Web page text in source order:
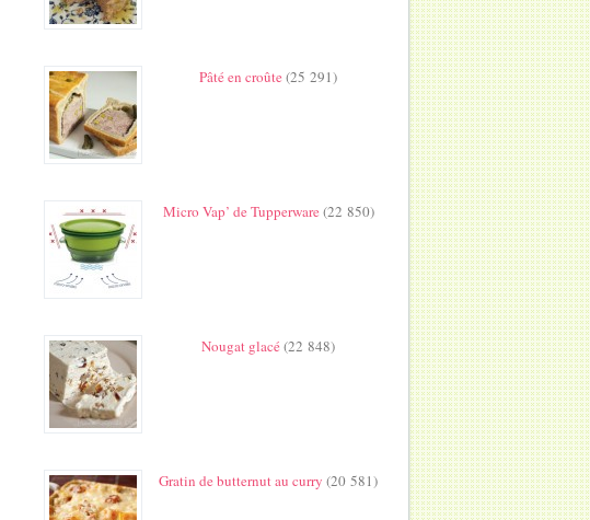
Pâté en croûte(25 291)
Micro Vap’ de Tupperware(22 850)
Nougat glacé(22 848)
Gratin de butternut au curry (20 581)